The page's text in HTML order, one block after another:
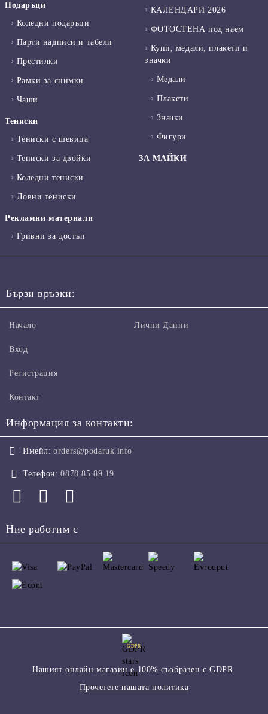
Подаръци
Коледни подаръци
Парти надписи и табели
Престилки
Рамки за снимки
Чаши
Тениски
Тениски с шевица
Тениски за двойки
Коледни тениски
Ловни тениски
Рекламни материали
Гривни за достъп
КАЛЕНДАРИ 2026
ФОТОСТЕНА под наем
Купи, медали, плакети и
значки
Медали
Плакети
Значки
Фигури
ЗА МАЙКИ
Бързи връзки:
Начало
Вход
Регистрация
Контакт
Лични Данни
Информация за контакти:
Имейл: orders@podaruk.info
Телефон: 0878 85 89 19
Ние работим с
GDPR
Нашият онлайн магазин е 100% съобразен с GDPR.
Прочетете нашата политика